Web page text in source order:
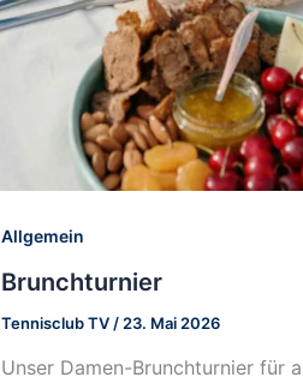
Allgemein
Brunchturnier
Tennisclub TV / 23. Mai 2026
Unser Damen-Brunchturnier für